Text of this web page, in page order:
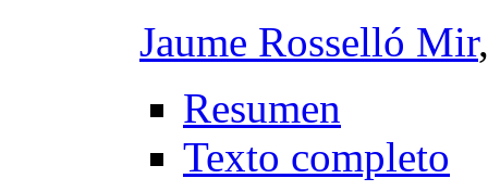
Jaume Rosselló Mir
Resumen
Texto completo